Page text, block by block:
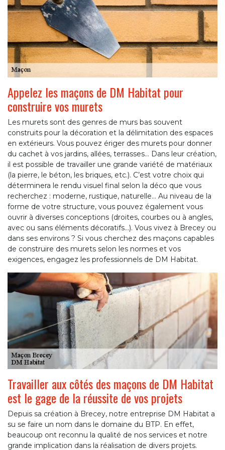
Appelez les maçons de DM Habitat pour
construire vos murets
Les murets sont des genres de murs bas souvent
construits pour la décoration et la délimitation des espaces
en extérieurs. Vous pouvez ériger des murets pour donner
du cachet à vos jardins, allées, terrasses… Dans leur création,
il est possible de travailler une grande variété de matériaux
(la pierre, le béton, les briques, etc.). C’est votre choix qui
déterminera le rendu visuel final selon la déco que vous
recherchez : moderne, rustique, naturelle… Au niveau de la
forme de votre structure, vous pouvez également vous
ouvrir à diverses conceptions (droites, courbes ou à angles,
avec ou sans éléments décoratifs…). Vous vivez à Brecey ou
dans ses environs ? Si vous cherchez des maçons capables
de construire des murets selon les normes et vos
exigences, engagez les professionnels de DM Habitat.
Travailler aux côtés des maçons de DM Habitat
est le gage de la réussite de vos projets
Depuis sa création à Brecey, notre entreprise DM Habitat a
su se faire un nom dans le domaine du BTP. En effet,
beaucoup ont reconnu la qualité de nos services et notre
grande implication dans la réalisation de divers projets.